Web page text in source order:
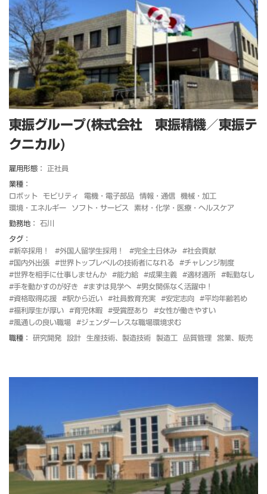
東振グループ(株式会社 東振精機／東振テ
クニカル)
雇用形態： 正社員
業種：
ロボット
モビリティ 電機・電子部品 情報・通信
機械・加工
環境・エネルギー
ソフト・サービス 素材・化学・医療・ヘルスケア
勤務地： 石川
タグ：
#新卒採用！
#外国人留学生採用！ #完全土日休み
#社会貢献
#国内外出張
#世界トップレベルの技術者になれる
#チャレンジ制度
#世界を相手に仕事しませんか
#能力給 #成果主義 #適材適所
#転勤なし
#手を動かすのが好き
#まずは見学へ
#男女関係なく活躍中！
#資格取得応援
#駅から近い #社員教育充実 #安定志向
#平均年齢若め
#福利厚生が厚い
#育児休暇 #受賞歴あり
#女性が働きやすい
#風通しの良い職場
#ジェンダーレスな職場環境求む
職種： 研究開発 設計 生産技術、製造技術 製造工 品質管理 営業、販売